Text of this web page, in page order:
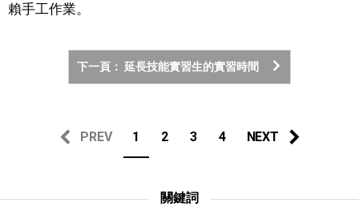
賴手工作業。
下一頁： 延長技能實習生的實習時間
PREV 1 2 3 4 NEXT
關鍵詞